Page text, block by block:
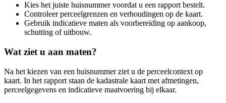
Kies het juiste huisnummer voordat u een rapport bestelt.
Controleer perceelgrenzen en verhoudingen op de kaart.
Gebruik indicatieve maten als voorbereiding op aankoop,
schutting of uitbouw.
Wat ziet u aan maten?
Na het kiezen van een huisnummer ziet u de perceelcontext op
kaart. In het rapport staan de kadastrale kaart met afmetingen,
perceelgegevens en indicatieve maatvoering bij elkaar.